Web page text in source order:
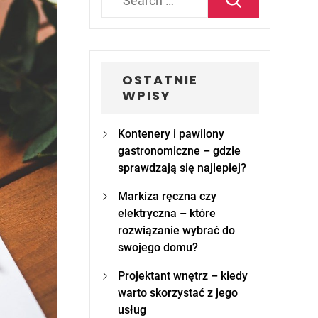
OSTATNIE
WPISY
Kontenery i pawilony
gastronomiczne – gdzie
sprawdzają się najlepiej?
Markiza ręczna czy
elektryczna – które
rozwiązanie wybrać do
swojego domu?
Projektant wnętrz – kiedy
warto skorzystać z jego
usług